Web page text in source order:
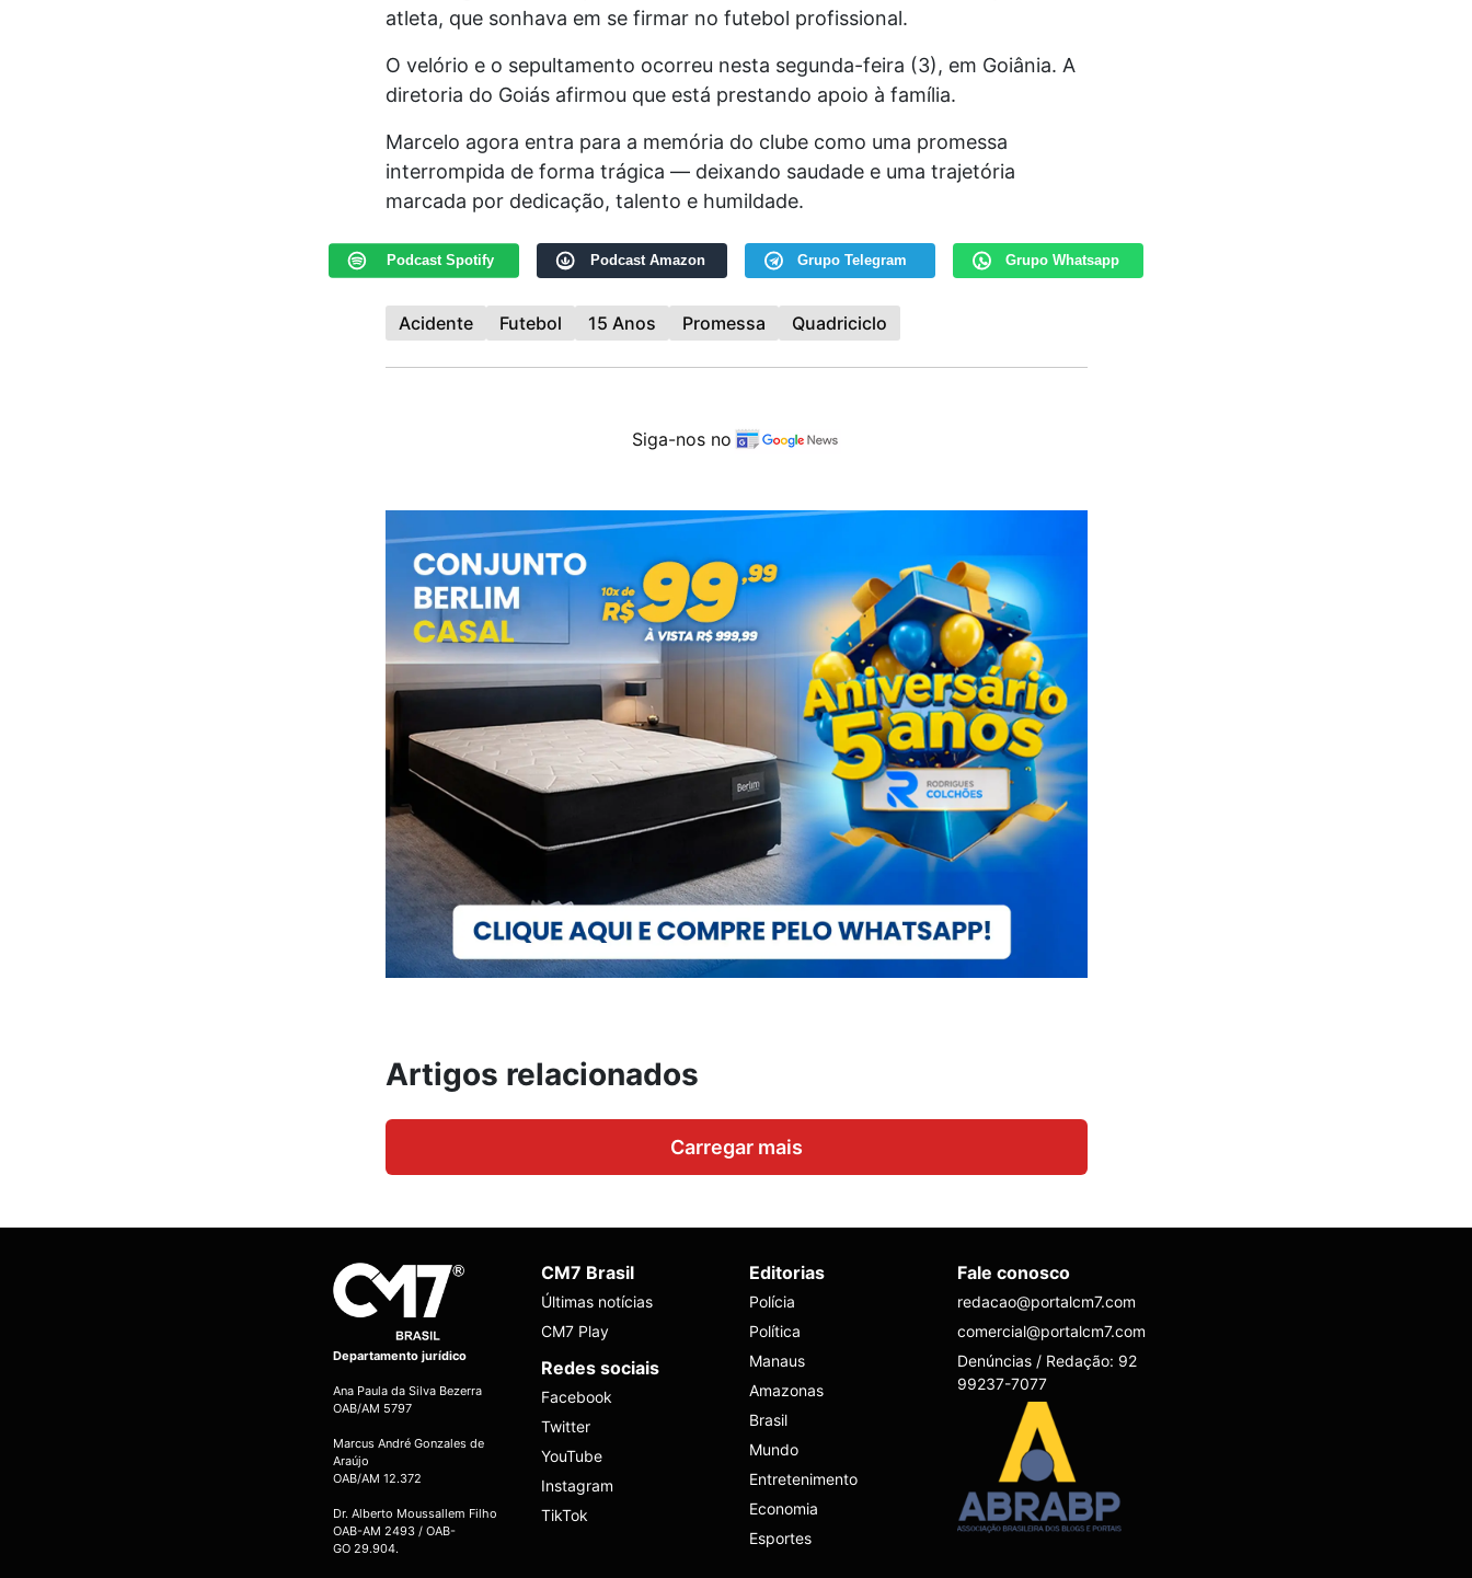
atleta, que sonhava em se firmar no futebol profissional.
O velório e o sepultamento ocorreu nesta segunda-feira (3), em Goiânia. A
diretoria do Goiás afirmou que está prestando apoio à família.
Marcelo agora entra para a memória do clube como uma promessa
interrompida de forma trágica — deixando saudade e uma trajetória
marcada por dedicação, talento e humildade.
Podcast Spotify Podcast Amazon Grupo Telegram Grupo Whatsapp
Acidente Futebol 15 Anos Promessa Quadriciclo
Siga-nos no
Artigos relacionados
Carregar mais
Departamento jurídico
Ana Paula da Silva Bezerra
OAB/AM 5797
Marcus André Gonzales de
Araújo
OAB/AM 12.372
Dr. Alberto Moussallem Filho
OAB-AM 2493 / OAB-
GO 29.904.
CM7 Brasil
Últimas notícias
CM7 Play
Redes sociais
Facebook
Twitter
YouTube
Instagram
TikTok
Editorias
Polícia
Política
Manaus
Amazonas
Brasil
Mundo
Entretenimento
Economia
Esportes
Fale conosco
redacao@portalcm7.com
comercial@portalcm7.com
Denúncias / Redação: 92
99237-7077